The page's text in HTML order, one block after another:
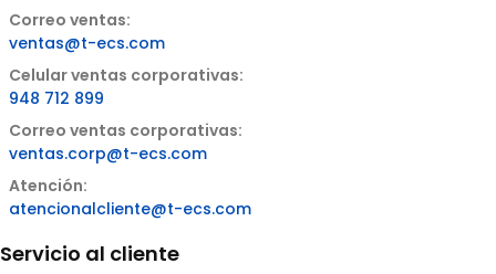
Correo ventas:
ventas@t-ecs.com
Celular ventas corporativas:
948 712 899
Correo ventas corporativas:
ventas.corp@t-ecs.com
Atención:
atencionalcliente@t-ecs.com
Servicio al cliente